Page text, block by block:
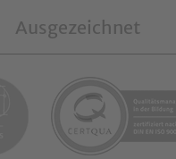
Ausgezeichnet